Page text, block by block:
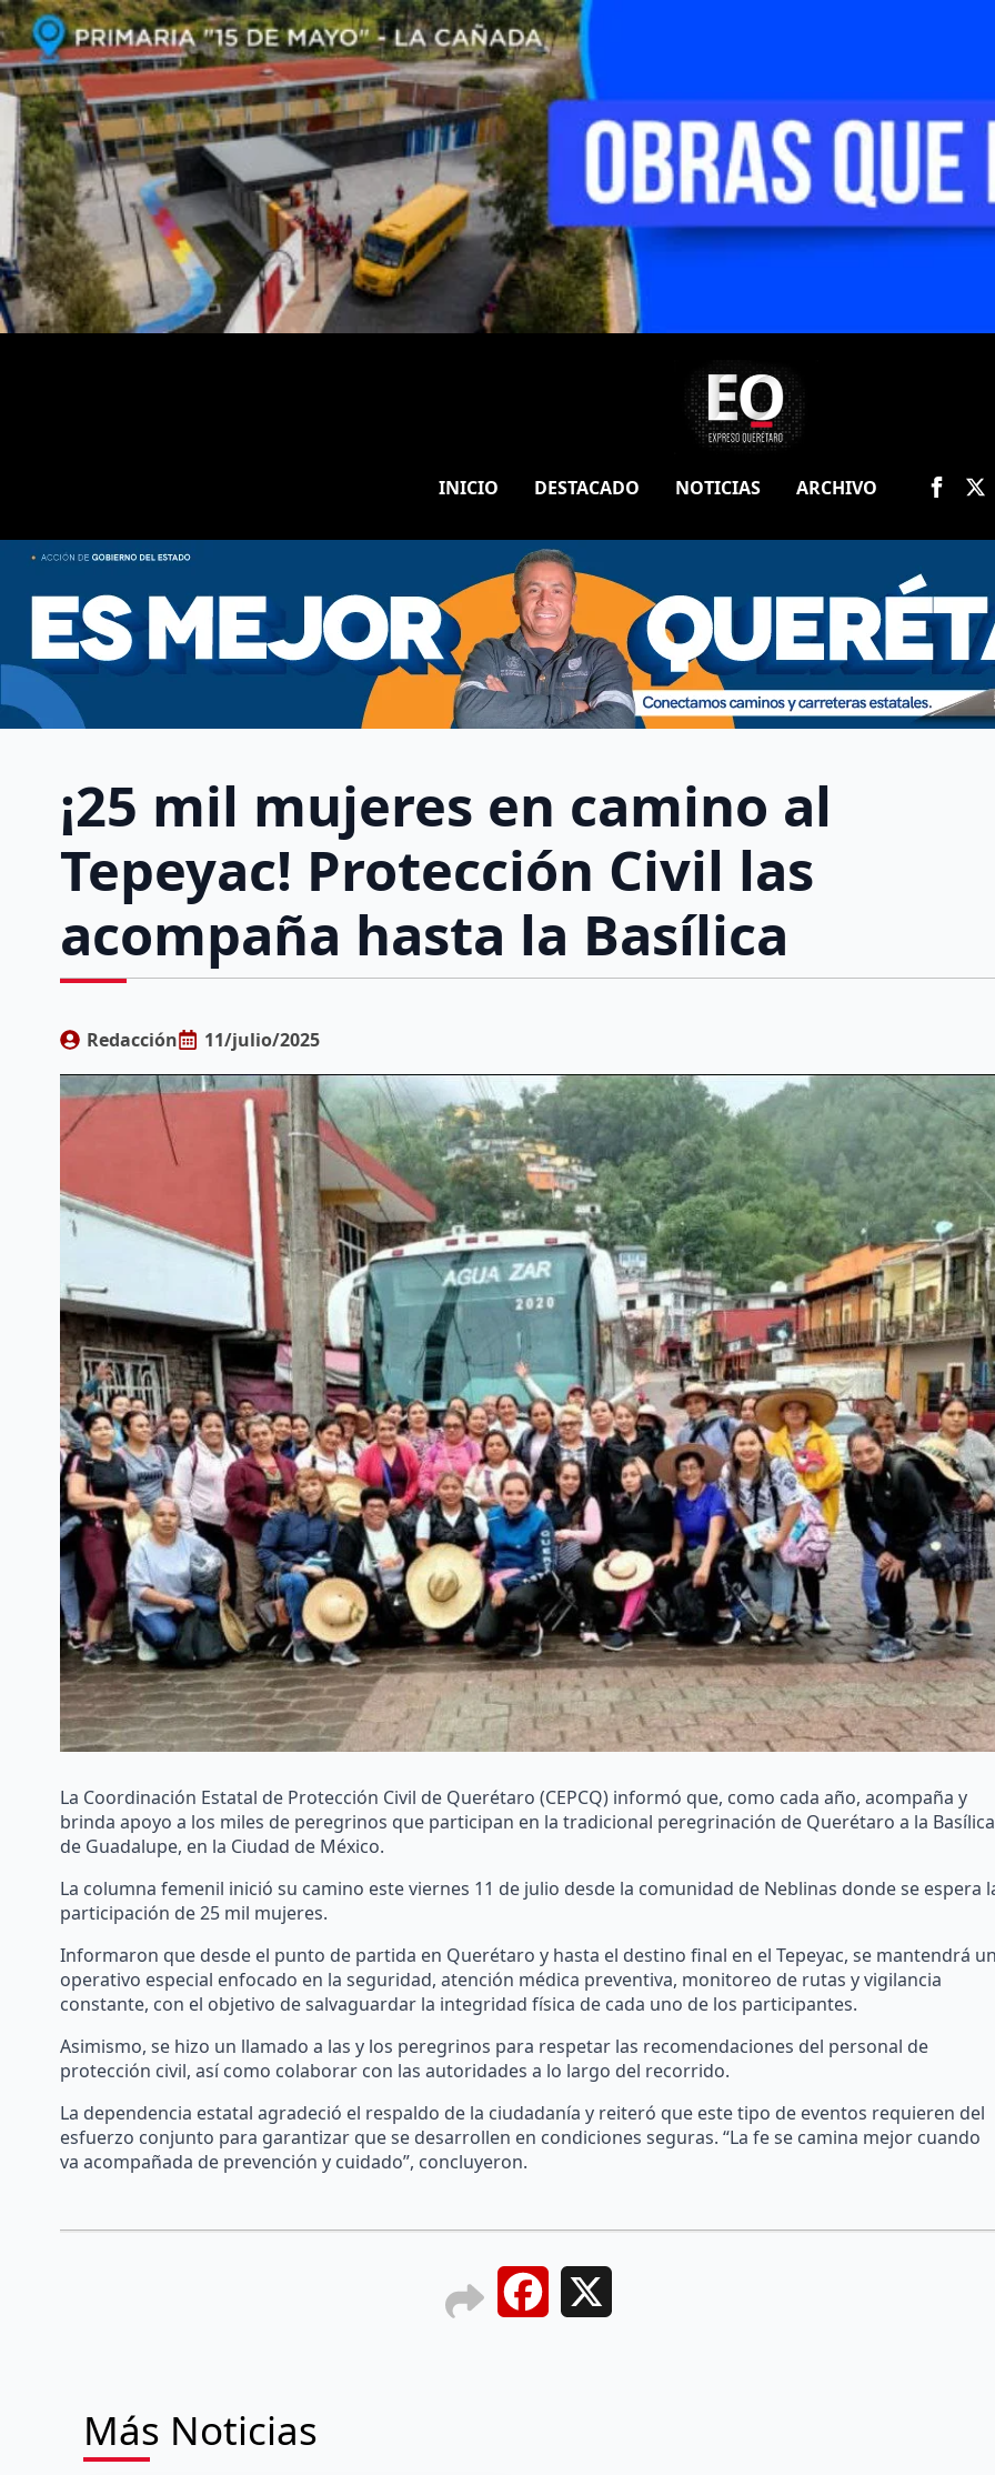
INICIO DESTACADO NOTICIAS ARCHIVO
¡25 mil mujeres en camino al
Tepeyac! Protección Civil las
acompaña hasta la Basílica
Redacción 11/julio/2025
La Coordinación Estatal de Protección Civil de Querétaro (CEPCQ) informó que, como cada año, acompaña y
brinda apoyo a los miles de peregrinos que participan en la tradicional peregrinación de Querétaro a la Basílica
de Guadalupe, en la Ciudad de México.
La columna femenil inició su camino este viernes 11 de julio desde la comunidad de Neblinas donde se espera
participación de 25 mil mujeres.
Informaron que desde el punto de partida en Querétaro y hasta el destino final en el Tepeyac, se mantendrá
operativo especial enfocado en la seguridad, atención médica preventiva, monitoreo de rutas y vigilancia
constante, con el objetivo de salvaguardar la integridad física de cada uno de los participantes.
Asimismo, se hizo un llamado a las y los peregrinos para respetar las recomendaciones del personal de
protección civil, así como colaborar con las autoridades a lo largo del recorrido.
La dependencia estatal agradeció el respaldo de la ciudadanía y reiteró que este tipo de eventos requieren del
esfuerzo conjunto para garantizar que se desarrollen en condiciones seguras. “La fe se camina mejor cuando
va acompañada de prevención y cuidado”, concluyeron.
Facebook
Más Noticias